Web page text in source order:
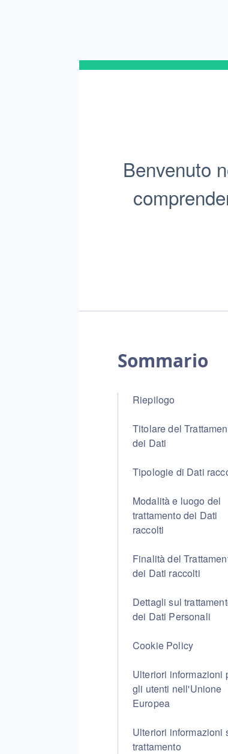
Benvenuto
Sommario
Riepilogo
Titolare del
dei Dati
Tipologie di Dati
Modalità e luogo del
trattamento dei Dati
raccolti
Finalità del
dei Dati raccolti
Dettagli sul
dei Dati Personali
Cookie Policy
Ulteriori informazioni
gli utenti nell'Unione
Europea
Ulteriori informazioni
trattamento